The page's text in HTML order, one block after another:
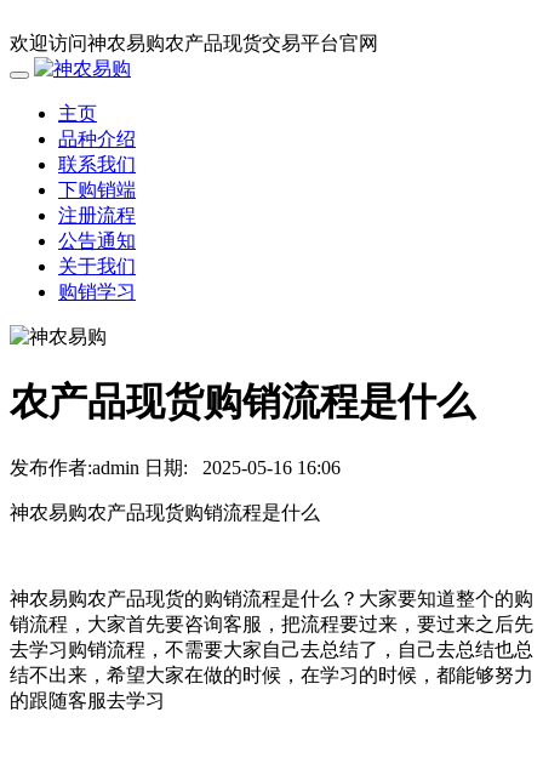
欢迎访问神农易购农产品现货交易平台官网
主页
品种介绍
联系我们
下购销端
注册流程
公告通知
关于我们
购销学习
农产品现货购销流程是什么
发布作者:admin 日期: 2025-05-16 16:06
神农易购农产品现货购销流程是什么
神农易购农产品现货的购销流程是什么？大家要知道整个的购
销流程，大家首先要咨询客服，把流程要过来，要过来之后先
去学习购销流程，不需要大家自己去总结了，自己去总结也总
结不出来，希望大家在做的时候，在学习的时候，都能够努力
的跟随客服去学习